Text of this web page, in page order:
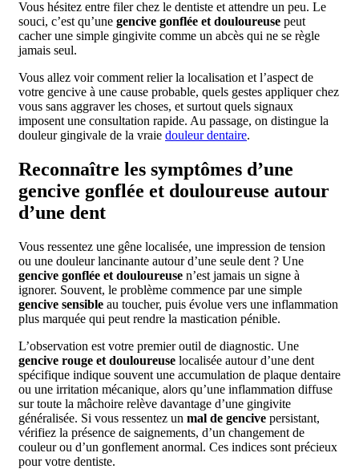
Vous hésitez entre filer chez le dentiste et attendre un peu. Le
souci, c’est qu’une gencive gonflée et douloureuse peut
cacher une simple gingivite comme un abcès qui ne se règle
jamais seul.
Vous allez voir comment relier la localisation et l’aspect de
votre gencive à une cause probable, quels gestes appliquer chez
vous sans aggraver les choses, et surtout quels signaux
imposent une consultation rapide. Au passage, on distingue la
douleur gingivale de la vraie douleur dentaire.
Reconnaître les symptômes d’une
gencive gonflée et douloureuse autour
d’une dent
Vous ressentez une gêne localisée, une impression de tension
ou une douleur lancinante autour d’une seule dent ? Une
gencive gonflée et douloureuse n’est jamais un signe à
ignorer. Souvent, le problème commence par une simple
gencive sensible au toucher, puis évolue vers une inflammation
plus marquée qui peut rendre la mastication pénible.
L’observation est votre premier outil de diagnostic. Une
gencive rouge et douloureuse localisée autour d’une dent
spécifique indique souvent une accumulation de plaque dentaire
ou une irritation mécanique, alors qu’une inflammation diffuse
sur toute la mâchoire relève davantage d’une gingivite
généralisée. Si vous ressentez un mal de gencive persistant,
vérifiez la présence de saignements, d’un changement de
couleur ou d’un gonflement anormal. Ces indices sont précieux
pour votre dentiste.